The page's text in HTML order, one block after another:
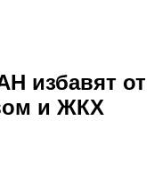
избавят от
и ЖКХ